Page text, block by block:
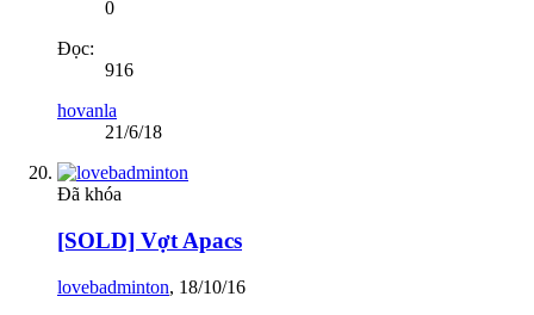
0
Đọc:
916
hovanla
21/6/18
Đã khóa
[SOLD] Vợt Apacs
lovebadminton, 18/10/16